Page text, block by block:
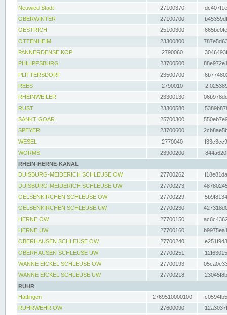
Neuwied Stadt
27100370
OBERWINTER
27100700
OESTRICH
25100300
OTTENHEIM
23300800
PANNERDENSE KOP
2790060
PHILIPPSBURG
23700500
PLITTERSDORF
23500700
REES
2790010
RHEINWEILER
23300130
RUST
23300580
SANKT GOAR
25700300
SPEYER
23700600
WESEL
2770040
WORMS
23900200
RHEIN-HERNE-KANAL
DUISBURG-MEIDERICH SCHLEUSE OW
27700262
DUISBURG-MEIDERICH SCHLEUSE UW
27700273
GELSENKIRCHEN SCHLEUSE OW
27700229
GELSENKIRCHEN SCHLEUSE UW
27700230
HERNE OW
27700150
HERNE UW
27700160
OBERHAUSEN SCHLEUSE OW
27700240
OBERHAUSEN SCHLEUSE UW
27700251
WANNE EICKEL SCHLEUSE OW
27700193
WANNE EICKEL SCHLEUSE UW
27700218
RUHR
Hattingen
2769510000100
RUHRWEHR OW
27600090